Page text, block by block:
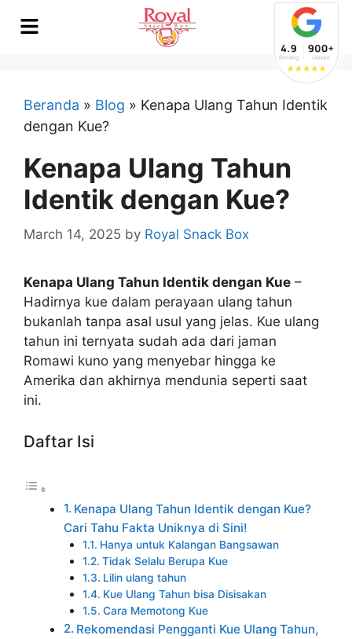
Beranda » Blog » Kenapa Ulang Tahun Identik
dengan Kue?
Kenapa Ulang Tahun
Identik dengan Kue?
March 14, 2025 by Royal Snack Box
Kenapa Ulang Tahun Identik dengan Kue –
Hadirnya kue dalam perayaan ulang tahun
bukanlah tanpa asal usul yang jelas. Kue ulang
tahun ini ternyata sudah ada dari jaman
Romawi kuno yang menyebar hingga ke
Amerika dan akhirnya mendunia seperti saat
ini.
Daftar Isi
Kenapa Ulang Tahun Identik dengan Kue?
Cari Tahu Fakta Uniknya di Sini!
Hanya untuk Kalangan Bangsawan
Tidak Selalu Berupa Kue
Lilin ulang tahun
Kue Ulang Tahun bisa Disisakan
Cara Memotong Kue
Rekomendasi Pengganti Kue Ulang Tahun,